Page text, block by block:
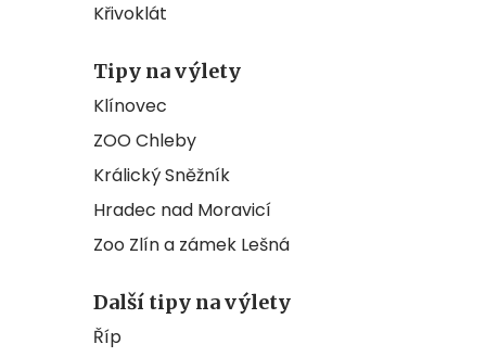
Křivoklát
Tipy na výlety
Klínovec
ZOO Chleby
Králický Sněžník
Hradec nad Moravicí
Zoo Zlín a zámek Lešná
Další tipy na výlety
Říp